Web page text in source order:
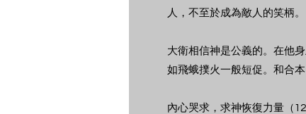
人，不至於成為敵人的笑柄。
大衛相信神是公義的。在他
如飛蛾撲火一般短促。和合
內心哭求，求神恢復力量（